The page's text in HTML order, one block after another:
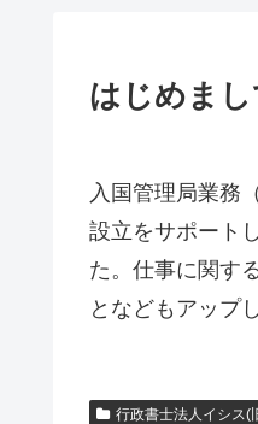
はじめまし
入国管理局業務
設立をサポート
た。仕事に関す
となどもアップ
行政書士法人イシス(